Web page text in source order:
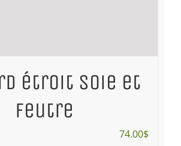
étroit soie et
feutre
74.00$